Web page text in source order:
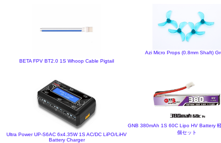
BETA FPV BT2.0 1S Whoop Cable Pigtail
Azi Micro Props (0.8mm Shaft)
Ultra Power UP-S6AC 6x4.35W 1S AC/DC LiPO/LiHV
Battery Charger
GNB 380mAh 1S 60C Lipo HV Battery
個セット